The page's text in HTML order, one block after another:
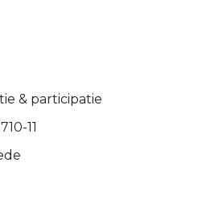
& participatie
11